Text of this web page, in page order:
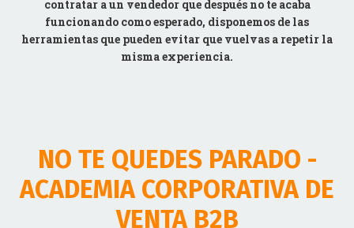
funcionando como esperado, disponemos de las
herramientasque pueden evitar que vuelvas a repetir la
misma experiencia.
NO TE QUEDES PARADO -
ACADEMIA CORPORATIVA DE
VENTA B2B